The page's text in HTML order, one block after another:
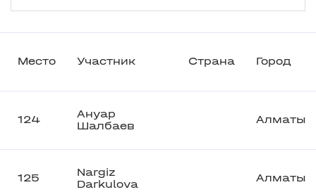
Место Участник Страна Город
124
Ануар
Шалбаев
Алматы
125
Nargiz
Darkulova
Алматы